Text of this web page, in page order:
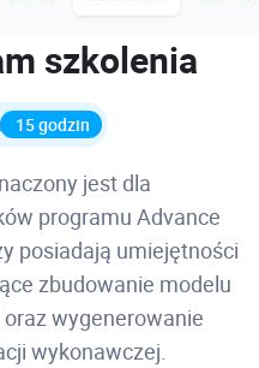
szkolenia
15 godzin
jest dla
programu Advance
posiadają umiejętności
zbudowanie modelu
wygenerowanie
wykonawczej.